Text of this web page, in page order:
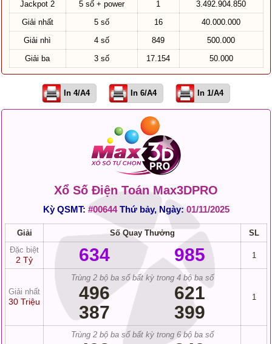
Jackpot 2 5 số + power 1
3.492.904.850
Giải nhất
5 số 16
40.000.000
Giải nhì
4 số 849
500.000
Giải ba
3 số 17.154 50.000
In 4/A4 In 6/A4 In 1/A4
Xổ Số Điện Toán Max3DPRO
Kỳ QSMT: #00644Thứ bảy, Ngày: 01/11/2025
Giải Số Quay Thưởng
SL
Đặc biệt
2 Tỷ 634 985 1
Giải nhất
30 Triệu
Trùng 2 bộ ba số bất kỳ trong 4 bộ ba số
496
621
387
399
1
Trùng 2 bộ ba số bất kỳ trong 6 bộ ba số